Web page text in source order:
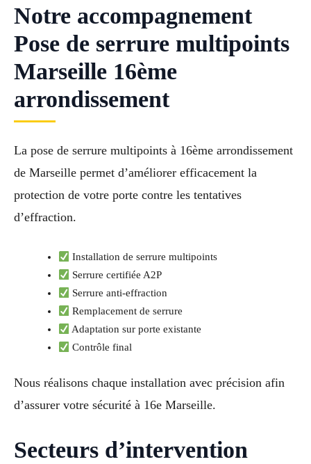
Notre accompagnement
Pose de serrure multipoints
Marseille 16ème
arrondissement
La pose de serrure multipoints à 16ème arrondissement
de Marseille permet d’améliorer efficacement la
protection de votre porte contre les tentatives
d’effraction.
Installation de serrure multipoints
Serrure certifiée A2P
Serrure anti-effraction
Remplacement de serrure
Adaptation sur porte existante
Contrôle final
Nous réalisons chaque installation avec précision afin
d’assurer votre sécurité à 16e Marseille.
Secteurs d’intervention